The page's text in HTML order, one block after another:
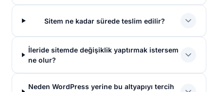
Sitem ne kadar sürede teslim edilir?
İleride sitemde değişiklik yaptırmak istersem
ne olur?
Neden WordPress yerine bu altyapıyı tercih